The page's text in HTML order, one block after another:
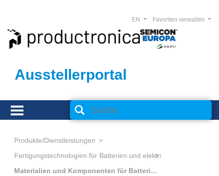
Ausstellerportal
Favoriten verwalten
EN
Produkte/Dienstleistungen
Fertigungstechnologien für Batterien und elektrische
Materialien und Komponenten für Batterien und elektrische Energiespeicher